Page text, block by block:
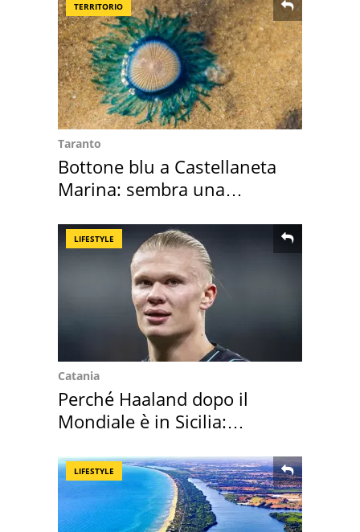
TERRITORIO
Taranto
Bottone blu a Castellaneta
Marina: sembra una
LIFESTYLE
Catania
Perché Haaland dopo il
Mondiale è in Sicilia:
LIFESTYLE